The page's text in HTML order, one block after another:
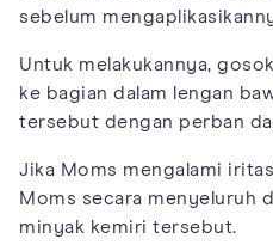
sebelum
Untuk melakukannya,
ke bagian dalam lengan
tersebut dengan perban
Jika Moms mengalami
Moms secara menyeluruh
minyak kemiri tersebut.